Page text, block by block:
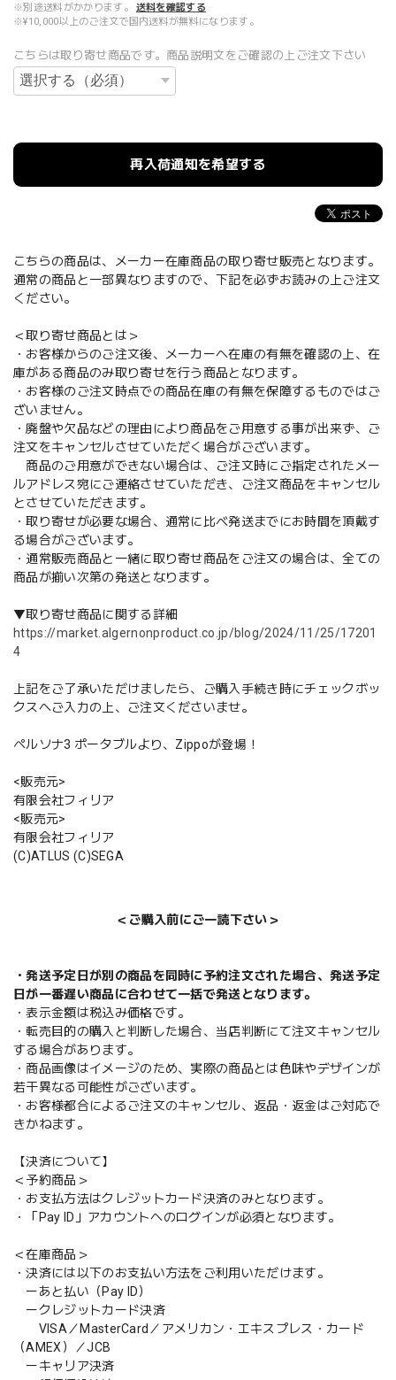
※別途送料がかかります。
送料を確認する
※¥10,000以上のご注文で国内送料が無料になります。
こちらは取り寄せ商品です。商品説明文をご確認の上ご注文下さい
再入荷通知を希望する
こちらの商品は、メーカー在庫商品の取り寄せ販売となります。
通常の商品と一部異なりますので、下記を必ずお読みの上ご注文
ください。
＜取り寄せ商品とは＞
・お客様からのご注文後、メーカーへ在庫の有無を確認の上、在
庫がある商品のみ取り寄せを行う商品となります。
・お客様のご注文時点での商品在庫の有無を保障するものではご
ざいません。
・廃盤や欠品などの理由により商品をご用意する事が出来ず、ご
注文をキャンセルさせていただく場合がございます。
商品のご用意ができない場合は、ご注文時にご指定されたメー
ルアドレス宛にご連絡させていただき、ご注文商品をキャンセル
とさせていただきます。
・取り寄せが必要な場合、通常に比べ発送までにお時間を頂戴す
る場合がございます。
・通常販売商品と一緒に取り寄せ商品をご注文の場合は、全ての
商品が揃い次第の発送となります。
▼取り寄せ商品に関する詳細
https://market.algernonproduct.co.jp/blog/2024/11/25/17201
4
上記をご了承いただけましたら、ご購入手続き時にチェックボッ
クスへご入力の上、ご注文くださいませ。
ペルソナ3 ポータブルより、Zippoが登場！
<販売元>
有限会社フィリア
<販売元>
有限会社フィリア
(C)ATLUS (C)SEGA
＜ご購入前にご一読下さい＞
・発送予定日が別の商品を同時に予約注文された場合、発送予定
日が一番遅い商品に合わせて一括で発送となります。
・表示金額は税込み価格です。
・転売目的の購入と判断した場合、当店判断にて注文キャンセル
する場合があります。
・商品画像はイメージのため、実際の商品とは色味やデザインが
若干異なる可能性がございます。
・お客様都合によるご注文のキャンセル、返品・返金はご対応で
きかねます。
【決済について】
＜予約商品＞
・お支払方法はクレジットカード決済のみとなります。
・「Pay ID」アカウントへのログインが必須となります。
＜在庫商品＞
・決済には以下のお支払い方法をご利用いただけます。
ーあと払い（Pay ID）
ークレジットカード決済
VISA／MasterCard／アメリカン・エキスプレス・カード
（AMEX）／JCB
ーキャリア決済